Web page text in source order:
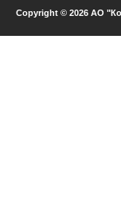
Copyright © 2026 АО